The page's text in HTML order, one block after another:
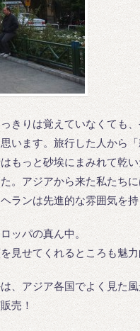
きりは覚えていなくても
います。旅行した人から
もっと砂埃にまみれて乾
。アジアから来た私たち
ランは先進的な雰囲気を持
ッパの真ん中。
見せてくれるところも魅力
、アジア各国でよく見た風
売！